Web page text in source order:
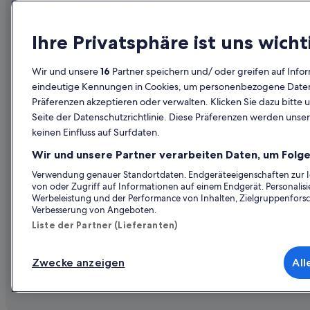
Ferienwohnungen in Liezen
Chalets in Liezen
Gasthäuser in Liezen
Hostels in Liezen
Romantische in Liezen
Hütten in Liezen
Landhotels in Liezen
Pensionen in Liezen
Private Ferienhäuser in Liezen
Familien in Stainach-Pürgg
Unternehmen
Jobs
Unterkunft registrieren
Partnerschaften
Erkunden
Reiseführer
Hotels in
Alle
© 2026 Expedia, Inc., ein Unternehmen der
Ihre Privatsphäre ist uns
Wir und unsere16 Partner speichern und/ oder greifen auf
eindeutige Kennungen in Cookies, um personenbezogene
Präferenzen akzeptieren oder verwalten. Klicken Sie dazu bitte
Seite der Datenschutzrichtlinie. Diese Präferenzen werden
keinen Einfluss auf Surfdaten.
Wir und unsere Partner verarbeiten Daten, um
Verwendung genauer Standortdaten. Endgeräteeigenschaften
von oder Zugriff auf Informationen auf einem Endgerät.
Werbeleistung und der Performance von Inhalten,
Verbesserung von Angeboten.
Liste der Partner (Lieferanten)
Zwecke anzeigen